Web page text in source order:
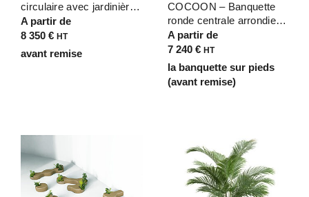
circulaire avec jardinière
centrale pour galerie
commerciale
A partir de
8 350 € HT
avant remise
COCOON – Banquette
ronde centrale arrondie
avec cannelures pour
salles de restaurant,
réceptions d’hôtels – D
190 cm 6 personnes
A partir de
7 240 € HT
la banquette sur pieds
(avant remise)